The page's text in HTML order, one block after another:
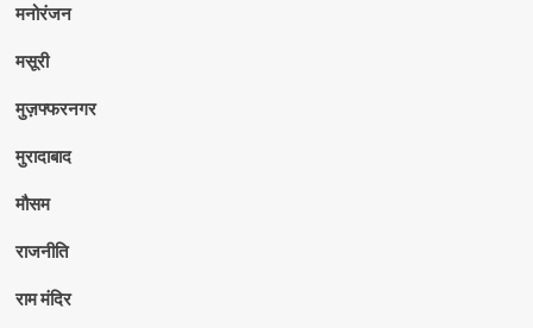
मनोरंजन
मसूरी
मुज़फ्फरनगर
मुरादाबाद
मौसम
राजनीति
राम मंदिर